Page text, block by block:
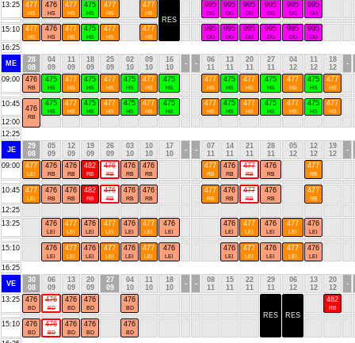
13:25
477
HS
476
HS
477
HS
475
HS
477
HS
477
HS
RES
995
DG
995
DG
995
DG
995
DG
995
DG
995
DG
15:10 477
HS
476
HS
477
HS
475
HS
477
HS
477
HS
995
DG
995
DG
995
DG
995
DG
995
DG
995
DG
16:25
ME
28
08
04
09
11
09
18
09
25
09
02
10
09
10
16
10
- -
06
11
13
11
20
11
27
11
04
12
11
12
18
12
-
09:00
476
RB
475
HS
477
HS
475
HS
477
HS
475
HS
477
HS
475
HS
477
HS
475
HS
477
HS
475
HS
477
HS
475
HS
477
HS
10:45
476
RB
475
HS
477
HS
475
HS
477
HS
475
HS
477
HS
475
HS
477
HS
475
HS
477
HS
475
HS
477
HS
475
HS
477
HS
12:00
12:25
JE
29
08
05
09
12
09
19
09
26
09
03
10
10
10
17
10
- -
07
11
14
11
21
11
28
11
05
12
12
12
19
12
-
09:00
477
LEl
476
RB
476
RB
482
RB
476
RB
476
RB
476
RB
477
RB
476
RB
477
RB
476
RB
477
RB
10:45 477
LEl
476
RB
476
RB
482
RB
476
RB
476
RB
476
RB
477
RB
476
RB
477
RB
476
RB
477
RB
12:25
13:25
476
LEl
477
LEl
476
LEl
477
LEl
476
LEl
477
LEl
476
LEl
476
LEl
477
LEl
476
LEl
477
LEl
476
LEl
15:10 476
LEl
477
LEl
476
LEl
477
LEl
476
LEl
477
LEl
476
LEl
476
LEl
477
LEl
476
LEl
477
LEl
476
LEl
16:25
VE
30
08
06
09
13
09
20
09
27
09
04
10
11
10
18
10
- -
08
11
15
11
22
11
29
11
06
12
13
12
20
12
-
13:25
476
BD
476
BD
476
BD
476
BD
476
BD
RES RES
482
RB
15:10 476
BD
476
BD
476
BD
476
BD
476
BD